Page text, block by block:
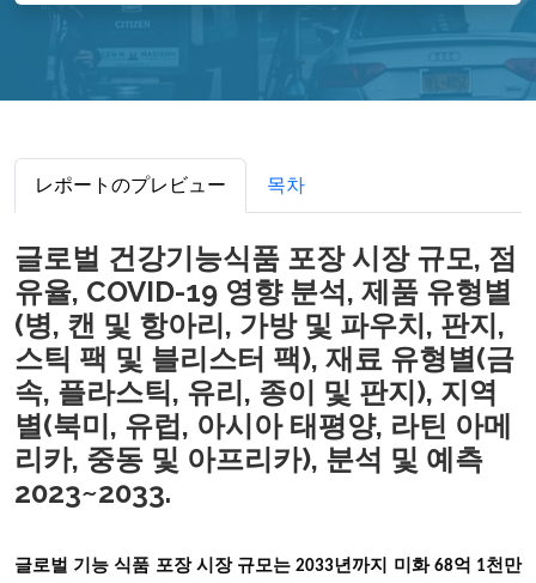
レポートのプレビュー 목차
글로벌 건강기능식품 포장 시장 규모, 점
유율, COVID-19 영향 분석, 제품 유형별
(병, 캔 및 항아리, 가방 및 파우치, 판지,
스틱 팩 및 블리스터 팩), 재료 유형별(금
속, 플라스틱, 유리, 종이 및 판지), 지역
별(북미, 유럽, 아시아 태평양, 라틴 아메
리카, 중동 및 아프리카), 분석 및 예측
2023~2033.
글로벌 기능 식품 포장 시장 규모는 2033년까지 미화 68억 1천만